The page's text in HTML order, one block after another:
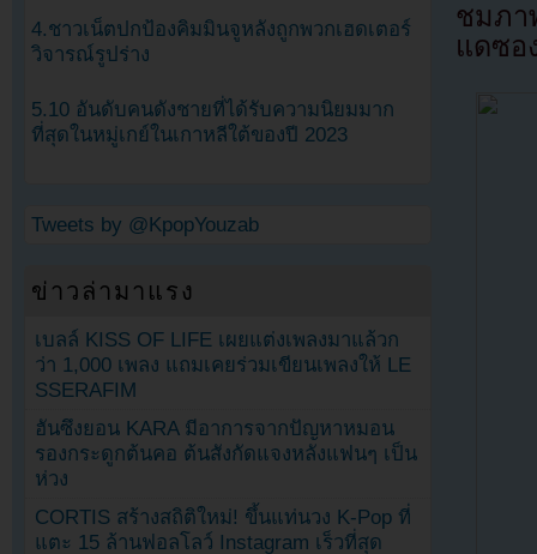
ชมภา
แดซอ
4.ชาวเน็ตปกป้องคิมมินจูหลังถูกพวกเฮดเตอร์
วิจารณ์รูปร่าง
5.10 อันดับคนดังชายที่ได้รับความนิยมมาก
ที่สุดในหมู่เกย์ในเกาหลีใต้ของปี 2023
Tweets by @KpopYouzab
ข่าวล่ามาแรง
เบลล์ KISS OF LIFE เผยแต่งเพลงมาแล้วก
ว่า 1,000 เพลง แถมเคยร่วมเขียนเพลงให้ LE
SSERAFIM
ฮันซึงยอน KARA มีอาการจากปัญหาหมอน
รองกระดูกต้นคอ ต้นสังกัดแจงหลังแฟนๆ เป็น
ห่วง
CORTIS สร้างสถิติใหม่! ขึ้นแท่นวง K-Pop ที่
แตะ 15 ล้านฟอลโลว์ Instagram เร็วที่สุด